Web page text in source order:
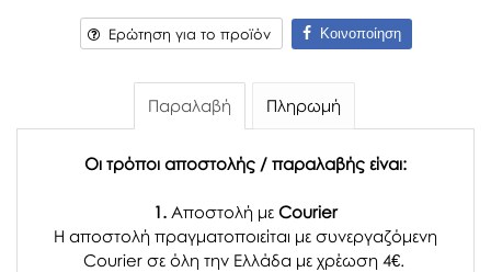
Ερώτηση για το προϊόν Κοινοποίηση
Παραλαβή Πληρωμή
Οι τρόποι αποστολής / παραλαβής είναι:
1. Αποστολή με Courier
Η αποστολή πραγματοποιείται με συνεργαζόμενη
Courier σε όλη την Ελλάδα με χρέωση 4€.